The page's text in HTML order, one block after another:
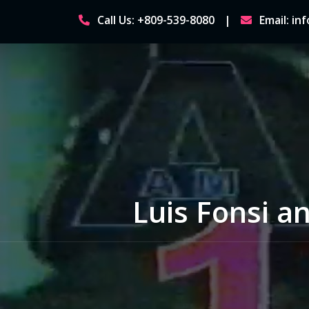
content
Call Us: +809-539-8080 Email:
Luis Fonsi